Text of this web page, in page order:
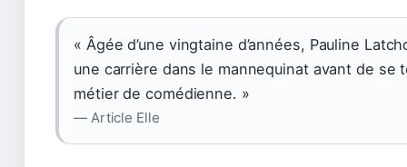
« Âgée d’une vingtaine d’années, Pauline
une carrière dans le mannequinat avant de se
métier de comédienne. »
— Article Elle